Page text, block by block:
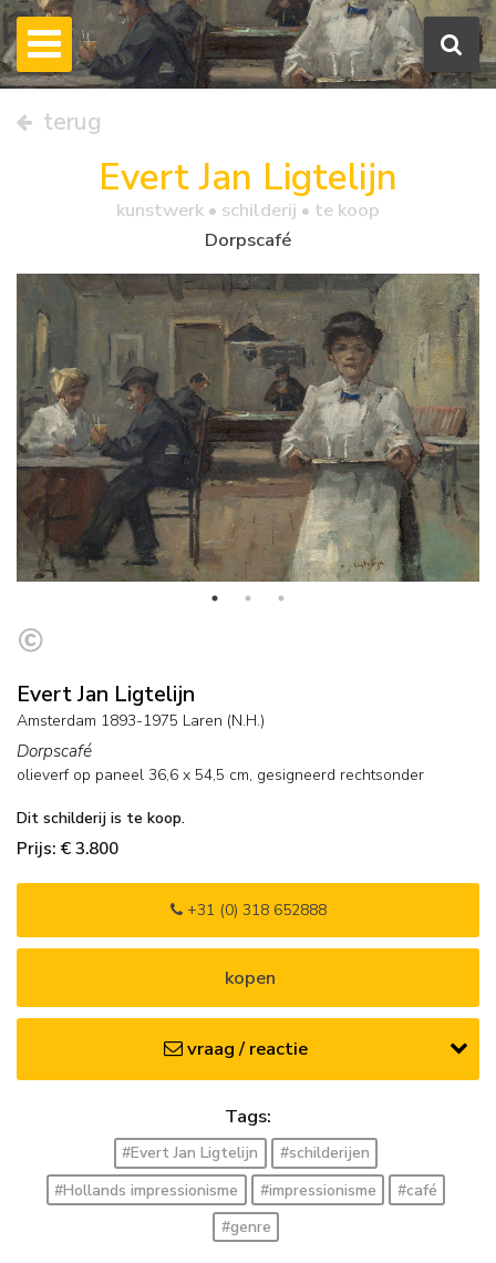
terug
Evert Jan Ligtelijn
kunstwerk • schilderij • te koop
Dorpscafé
Evert Jan Ligtelijn
Amsterdam 1893-1975 Laren (N.H.)
Dorpscafé
olieverf op paneel 36,6 x 54,5 cm, gesigneerd rechtsonder
Dit schilderij is te koop.
Prijs: € 3.800
+31 (0) 318 652888
kopen
vraag / reactie
Tags:
#Evert Jan Ligtelijn
#schilderijen
#Hollands impressionisme
#impressionisme
#café
#genre